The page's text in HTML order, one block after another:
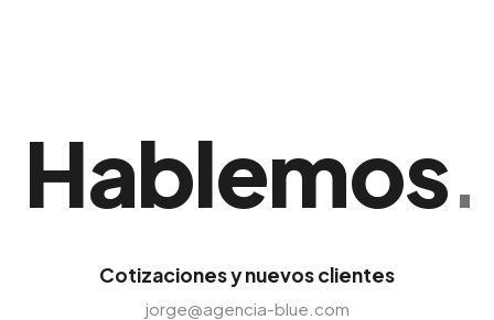
Hablemos.
Cotizaciones y nuevos clientes
jorge@agencia-blue.com